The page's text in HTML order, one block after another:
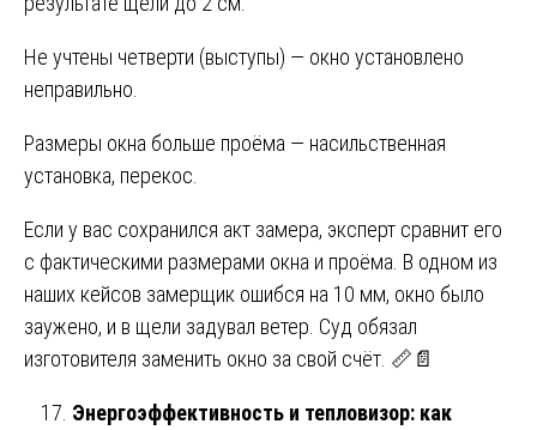
Не учтены четверти (выступы) — окно установлено
неправильно.
Размеры окна больше проёма — насильственная
установка, перекос.
Если у вас сохранился акт замера, эксперт сравнит его
с фактическими размерами окна и проёма. В одном из
наших кейсов замерщик ошибся на 10 мм, окно было
заужено, и в щели задувал ветер. Суд обязал
изготовителя заменить окно за свой счёт. 📏📄
Энергоэффективность и тепловизор: как